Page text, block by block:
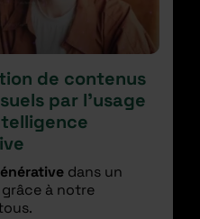
de contenus
par l'usage
dans un
à notre